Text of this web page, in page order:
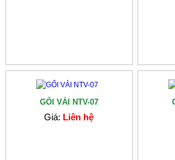
GỐI VẢI NTV-07
Giá: Liên hệ